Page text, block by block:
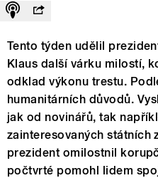
Tento týden udělil
Klaus další várku milostí,
odklad výkonu trestu.
humanitárních důvodů.
jak od novinářů, tak
zainteresovaných státních
prezident omilostnil
počtvrté pomohl lidem